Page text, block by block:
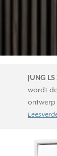
JUNG
wordt
ontwerp
Lees